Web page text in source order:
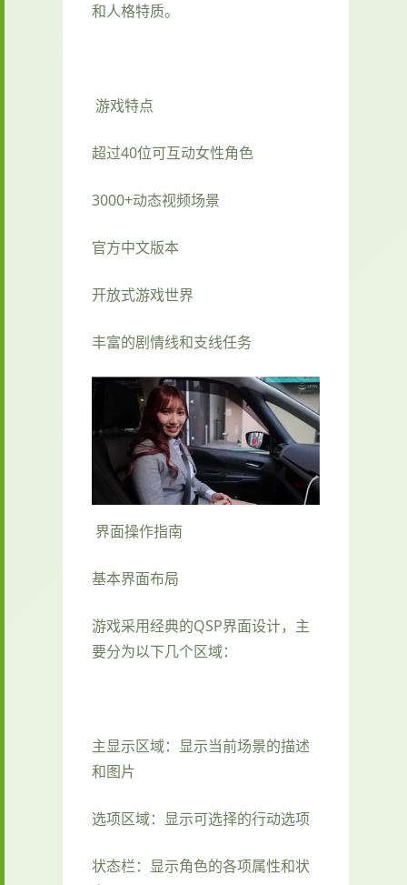
和人格特质。
游戏特点
超过40位可互动女性角色
3000+动态视频场景
官方中文版本
开放式游戏世界
丰富的剧情线和支线任务
界面操作指南
基本界面布局
游戏采用经典的QSP界面设计，主
要分为以下几个区域：
主显示区域：显示当前场景的描述
和图片
选项区域：显示可选择的行动选项
状态栏：显示角色的各项属性和状